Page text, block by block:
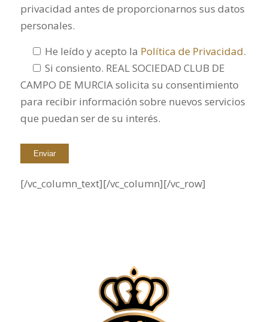
privacidad antes de proporcionarnos sus datos
personales.
He leído y acepto la Política de Privacidad.
Si consiento. REAL SOCIEDAD CLUB DE
CAMPO DE MURCIA solicita su consentimiento
para recibir información sobre nuevos servicios
que puedan ser de su interés.
[/vc_column_text][/vc_column][/vc_row]